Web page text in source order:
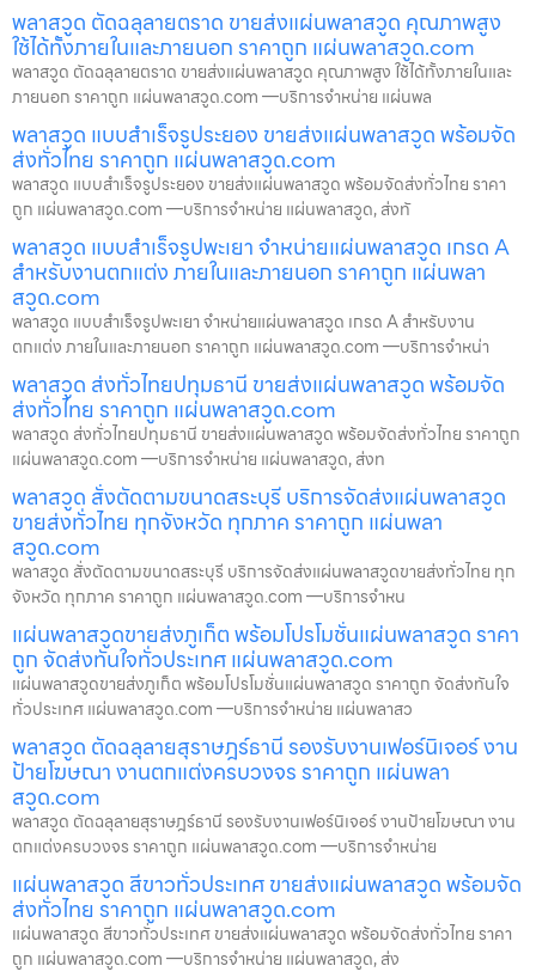
พลาสวูด ตัดฉลุลายตราด ขายส่งแผ่นพลาสวูด คุณภาพสูง
ใช้ได้ทั้งภายในและภายนอก ราคาถูก แผ่นพลาสวูด.com
พลาสวูด ตัดฉลุลายตราด ขายส่งแผ่นพลาสวูด คุณภาพสูง ใช้ได้ทั้งภายในและ
ภายนอก ราคาถูก แผ่นพลาสวูด.com —บริการจำหน่าย แผ่นพล
พลาสวูด แบบสำเร็จรูประยอง ขายส่งแผ่นพลาสวูด พร้อมจัด
ส่งทั่วไทย ราคาถูก แผ่นพลาสวูด.com
พลาสวูด แบบสำเร็จรูประยอง ขายส่งแผ่นพลาสวูด พร้อมจัดส่งทั่วไทย ราคา
ถูก แผ่นพลาสวูด.com —บริการจำหน่าย แผ่นพลาสวูด, ส่งทั
พลาสวูด แบบสำเร็จรูปพะเยา จำหน่ายแผ่นพลาสวูด เกรด A
สำหรับงานตกแต่ง ภายในและภายนอก ราคาถูก แผ่นพลา
สวูด.com
พลาสวูด แบบสำเร็จรูปพะเยา จำหน่ายแผ่นพลาสวูด เกรด A สำหรับงาน
ตกแต่ง ภายในและภายนอก ราคาถูก แผ่นพลาสวูด.com —บริการจำหน่า
พลาสวูด ส่งทั่วไทยปทุมธานี ขายส่งแผ่นพลาสวูด พร้อมจัด
ส่งทั่วไทย ราคาถูก แผ่นพลาสวูด.com
พลาสวูด ส่งทั่วไทยปทุมธานี ขายส่งแผ่นพลาสวูด พร้อมจัดส่งทั่วไทย ราคาถูก
แผ่นพลาสวูด.com —บริการจำหน่าย แผ่นพลาสวูด, ส่งท
พลาสวูด สั่งตัดตามขนาดสระบุรี บริการจัดส่งแผ่นพลาสวูด
ขายส่งทั่วไทย ทุกจังหวัด ทุกภาค ราคาถูก แผ่นพลา
สวูด.com
พลาสวูด สั่งตัดตามขนาดสระบุรี บริการจัดส่งแผ่นพลาสวูดขายส่งทั่วไทย ทุก
จังหวัด ทุกภาค ราคาถูก แผ่นพลาสวูด.com —บริการจำหน
แผ่นพลาสวูดขายส่งภูเก็ต พร้อมโปรโมชั่นแผ่นพลาสวูด ราคา
ถูก จัดส่งทันใจทั่วประเทศ แผ่นพลาสวูด.com
แผ่นพลาสวูดขายส่งภูเก็ต พร้อมโปรโมชั่นแผ่นพลาสวูด ราคาถูก จัดส่งทันใจ
ทั่วประเทศ แผ่นพลาสวูด.com —บริการจำหน่าย แผ่นพลาสว
พลาสวูด ตัดฉลุลายสุราษฎร์ธานี รองรับงานเฟอร์นิเจอร์ งาน
ป้ายโฆษณา งานตกแต่งครบวงจร ราคาถูก แผ่นพลา
สวูด.com
พลาสวูด ตัดฉลุลายสุราษฎร์ธานี รองรับงานเฟอร์นิเจอร์ งานป้ายโฆษณา งาน
ตกแต่งครบวงจร ราคาถูก แผ่นพลาสวูด.com —บริการจำหน่าย
แผ่นพลาสวูด สีขาวทั่วประเทศ ขายส่งแผ่นพลาสวูด พร้อมจัด
ส่งทั่วไทย ราคาถูก แผ่นพลาสวูด.com
แผ่นพลาสวูด สีขาวทั่วประเทศ ขายส่งแผ่นพลาสวูด พร้อมจัดส่งทั่วไทย ราคา
ถูก แผ่นพลาสวูด.com —บริการจำหน่าย แผ่นพลาสวูด, ส่ง